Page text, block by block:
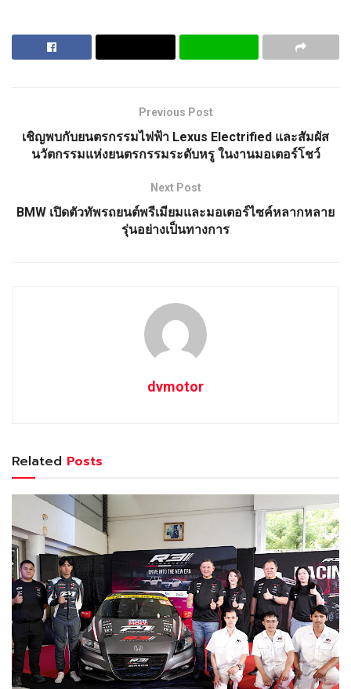
Previous Post
เชิญพบกับยนตรกรรมไฟฟ้า Lexus Electrified และสัมผัส
นวัตกรรมแห่งยนตรกรรมระดับหรู ในงานมอเตอร์โชว์
Next Post
BMW เปิดตัวทัพรถยนต์พรีเมียมและมอเตอร์ไซค์หลากหลาย
รุ่นอย่างเป็นทางการ
dvmotor
Related Posts